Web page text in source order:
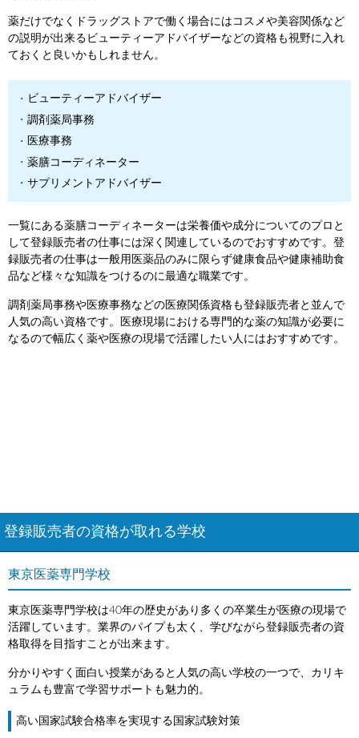
薬だけでなくドラッグストアで働く場合にはコスメや美容関係など
の説明が出来るビューティーアドバイザーなどの資格も視野に入れ
ておくと良いかもしれません。
ビューティーアドバイザー
調剤薬局事務
医療事務
薬膳コーディネーター
サプリメントアドバイザー
一覧にある薬膳コーディネーターは栄養価や成分についてのプロと
して登録販売者の仕事には深く関連しているのでおすすめです。登
録販売者の仕事は一般用医薬品のみに限らず健康食品や健康補助食
品など様々な知識をつけるのに最適な職業です。
調剤薬局事務や医療事務などの医療関係資格も登録販売者と並んで
人気の高い資格です。医療現場における専門的な薬の知識が必要に
なるので幅広く薬や医療の現場で活躍したい人にはおすすめです。
登録販売者の資格が取れる学校
東京医薬専門学校
東京医薬専門学校は40年の歴史があり多くの卒業生が医療の現場で
活躍しています。業界のパイプも太く、学びながら登録販売者の資
格取得を目指すことが出来ます。
分かりやすく面白い授業があると人気の高い学校の一つで、カリキ
ュラムも豊富で学習サポートも魅力的。
高い国家試験合格率を実現する国家試験対策